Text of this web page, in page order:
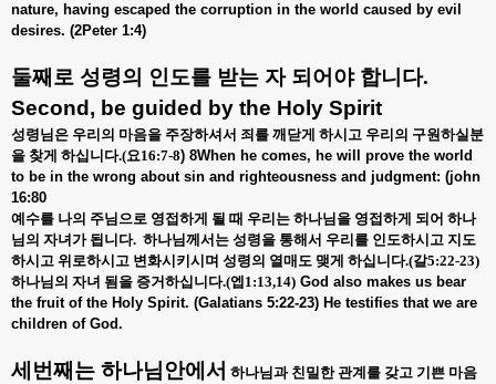
nature, having escaped the corruption in the world caused by evil
desires. (2Peter 1:4)
둘째로 성령의 인도를 받는 자 되어야 합니다.
Second, be guided by the Holy Spirit
성령님은 우리의 마음을 주장하셔서 죄를 깨닫게 하시고 우리의 구원하실분
을 찾게 하십니다.(요16:7-8) 8When he comes, he will prove the world
to be in the wrong about sin and righteousness and judgment: (john
16:80
예수를 나의 주님으로 영접하게 될 때 우리는 하나님을 영접하게 되어 하나
님의 자녀가 됩니다. 하나님께서는 성령을 통해서 우리를 인도하시고 지도
하시고 위로하시고 변화시키시며 성령의 열매도 맺게 하십니다.(갈5:22-23)
하나님의 자녀 됨을 증거하십니다.(엡 1:13,14) God also makes us bear
the fruit of the Holy Spirit. (Galatians 5:22-23) He testifies that we are
children of God.
세번째는 하나님안에서 하나님과 친밀한 관계를 갖고 기쁜 마음